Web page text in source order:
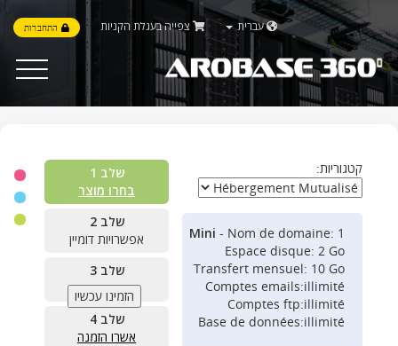
עברית צפייה בעגלת הקניות התחברות
Toggle
שלב 1
בחרו מוצר
שלב 2
אפשרויות דומיין
שלב 3
הגדר
שלב 4
אשרו הזמנה
קטגוריות:
Mini - Nom de domaine: 1
Espace disque: 2 Go
Transfert mensuel: 10 Go
Comptes emails:illimité
Comptes ftp:illimité
Base de données:illimité